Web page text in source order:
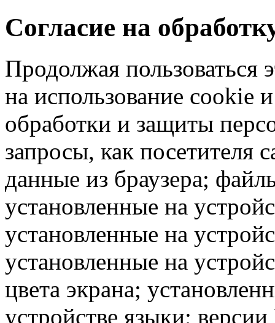
Согласие на
Продолжая пользоваться
на использование cookie
обработки и защиты
запросы, как посетителя
данные из браузера;
установленные на
установленные на
установленные на
цвета экрана;
устройстве языки;